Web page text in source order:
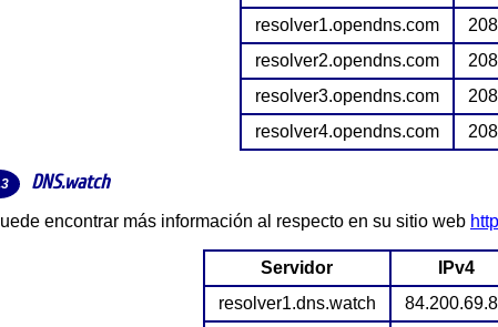
resolver1.opendns.com
resolver2.opendns.com
resolver3.opendns.com
resolver4.opendns.com
DNS.watch
Puede encontrar más información al respecto en su sitio web
Servidor IPv4
resolver1.dns.watch